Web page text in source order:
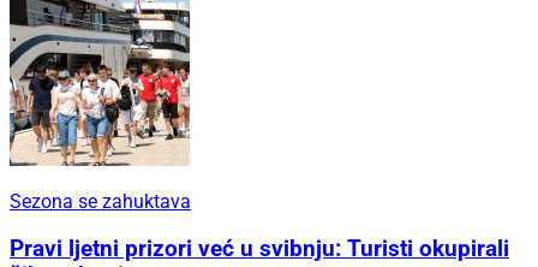
Sezona se zahuktava
Pravi ljetni prizori već u svibnju: Turisti okupirali